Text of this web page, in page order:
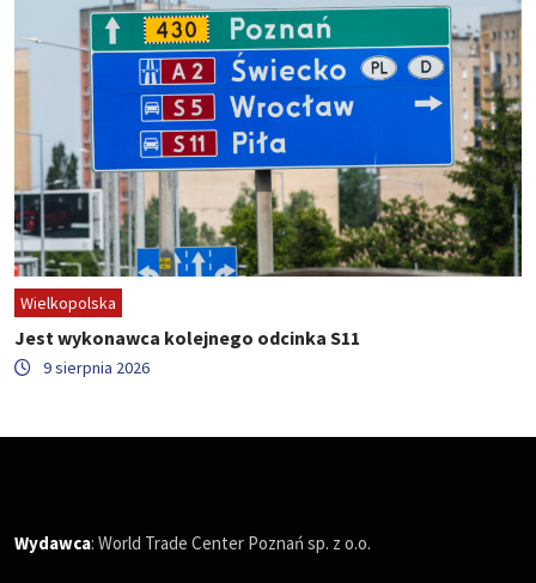
Wielkopolska
Jest wykonawca kolejnego odcinka S11
9 sierpnia 2026
Wydawca: World Trade Center Poznań sp. z o.o.